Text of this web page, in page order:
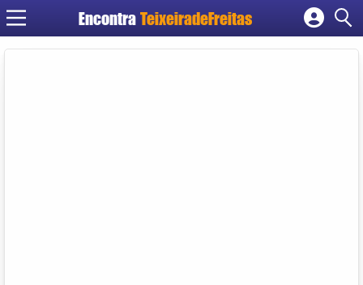
Encontra TeixeiradeFreitas
Cadastrar empresa